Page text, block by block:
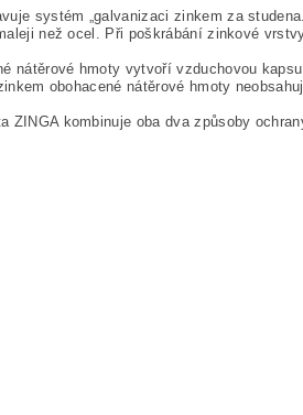
systém „galvanizaci zinkem za
než ocel. Při poškrábání zinkové
nátěrové hmoty vytvoří vzduchovou
obohacené nátěrové hmoty
ZINGA kombinuje oba dva způsoby